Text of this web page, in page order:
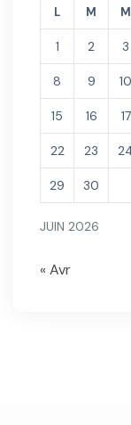
JUIN 2026
L M M
1 2 3
8 9 10
15 16 17
22 23
29 30
« Avr